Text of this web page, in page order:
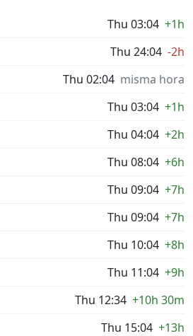
Thu 03:04 +1h
Thu 24:04 -2h
Thu 02:04 misma hora
Thu 03:04 +1h
Thu 04:04 +2h
Thu 08:04 +6h
Thu 09:04 +7h
Thu 09:04 +7h
Thu 10:04 +8h
Thu 11:04 +9h
Thu 12:34 +10h 30m
Thu 15:04 +13h